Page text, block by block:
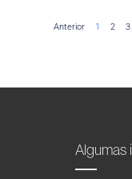
Anterior 1 2 3
Algumas